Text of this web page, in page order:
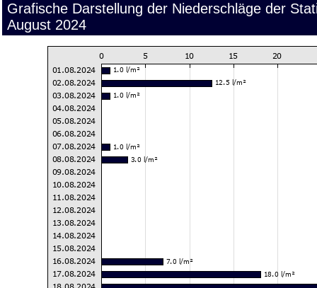
Grafische Darstellung der Niederschläge der
August 2024